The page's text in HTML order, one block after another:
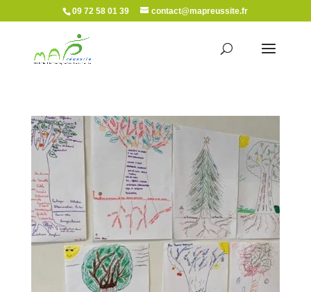
09 72 58 01 39 contact@mapreussite.fr